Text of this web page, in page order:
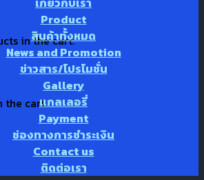
in the cart.
the cart.
Product
สินค้าทั้งหมด
News and Promotion
ข่าวสาร/โปรโมชั่น
Gallery
แกลเลอรี่
Payment
ช่องทางการชำระเงิน
Contact us
ติดต่อเรา